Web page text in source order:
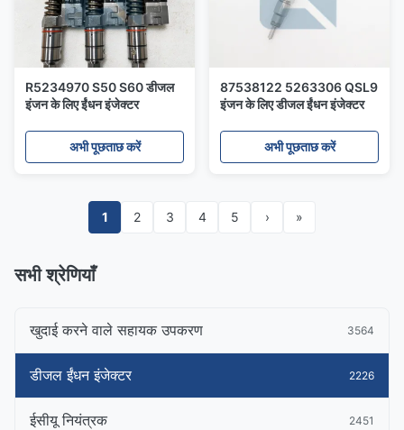
R5234970 S50 S60 डीजल
इंजन के लिए ईंधन इंजेक्टर
अभी पूछताछ करें
87538122 5263306 QSL9
इंजन के लिए डीजल ईंधन इंजेक्टर
अभी पूछताछ करें
1 2 3 4 5 › »
सभी श्रेणियाँ
खुदाई करने वाले सहायक उपकरण 3564
डीजल ईंधन इंजेक्टर 2226
ईसीयू नियंत्रक 2451